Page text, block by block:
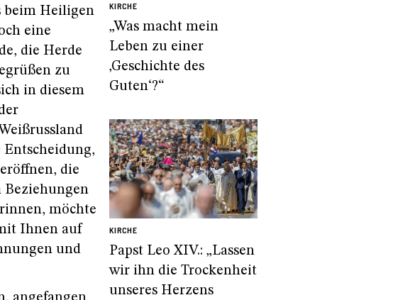
beim Heiligen
eine
die Herde
zu
in diesem
die
Beziehungen
möchte
Ihnen auf
und
KIRCHE
„Was macht mein
Leben zu einer
‚Geschichte des
Guten‘?“
KIRCHE
Papst Leo XIV.: „Lassen
wir ihn die Trockenheit
unseres Herzens